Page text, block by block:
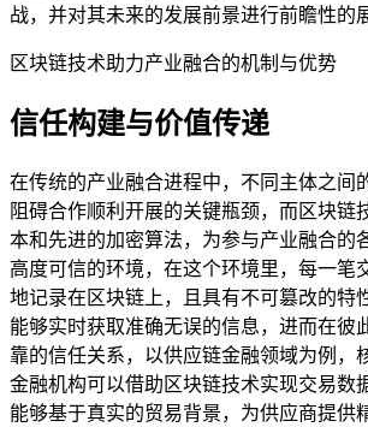
战，并对其未来的发展前景进行前瞻性的
区块链技术助力产业融合的机制与优势
信任构建与价值传递
在传统的产业融合进程中，不同主体之间
阻碍合作顺利开展的关键瓶颈，而区块链
本和先进的加密算法，为参与产业融合的
高度可信的环境，在这个环境里，每一笔
地记录在区块链上，且具有不可篡改的特
能够实时获取准确无误的信息，进而在彼
靠的信任关系，以供应链金融领域为例，
金融机构可以借助区块链技术实现交易数
能够基于真实的贸易背景，为供应商提供